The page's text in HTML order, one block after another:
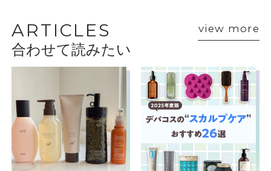
VOICE
ショップスタッフ・ブランド担当者のおすす
ARTICLES view more
合わせて読みたい